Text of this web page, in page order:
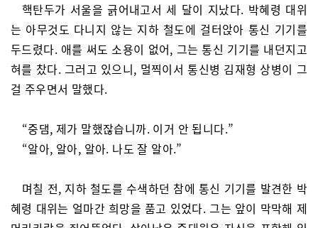
핵탄두가 서울을 긁어내고서 세 달이 지났다. 박혜령 대위
는 아무것도 다니지 않는 지하 철도에 걸터앉아 통신 기기를
두드렸다. 애를 써도 소용이 없어, 그는 통신 기기를 내던지고
혀를 찼다. 그러고 있으니, 멀찍이서 통신병 김재형 상병이 그
걸 주우면서 말했다.
“중댐, 제가 말했잖습니까. 이거 안 됩니다.”
“알아, 알아, 알아. 나도 잘 알아.”
며칠 전, 지하 철도를 수색하던 참에 통신 기기를 발견한 박
혜령 대위는 얼마간 희망을 품고 있었다. 그는 앞이 막막해 제